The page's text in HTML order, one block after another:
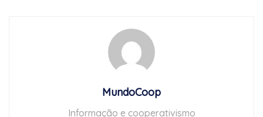
MundoCoop
Informação e cooperativismo